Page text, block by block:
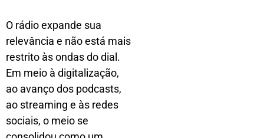
O rádio expande sua
relevância e não está mais
restrito às ondas do dial.
Em meio à digitalização,
ao avanço dos podcasts,
ao streaming e às redes
sociais, o meio se